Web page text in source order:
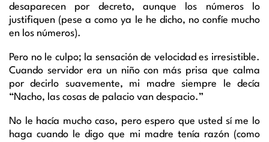
desaparecen por decreto, aunque los números lo
justifiquen (pese a como ya le he dicho, no confíe mucho
en los números).
Pero no le culpo; la sensación de velocidad es irresistible.
Cuando servidor era un niño con más prisa que calma
por decirlo suavemente, mi madre siempre le decía
“Nacho, las cosas de palacio van despacio.”
No le hacía mucho caso, pero espero que usted sí me lo
haga cuando le digo que mi madre tenía razón (como